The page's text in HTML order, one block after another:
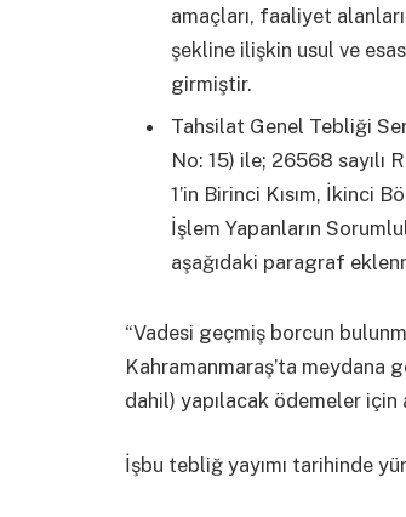
amaçları, faaliyet
şekline ilişkin usul ve
girmiştir.
Tahsilat Genel Tebliği
No: 15) ile; 26568 sayılı
1’in Birinci Kısım, İkinci
İşlem Yapanların
aşağıdaki paragraf
“Vadesi geçmiş borcun
Kahramanmaraş’ta meydana
dahil) yapılacak ödemeler için
İşbu tebliğ yayımı tarihinde